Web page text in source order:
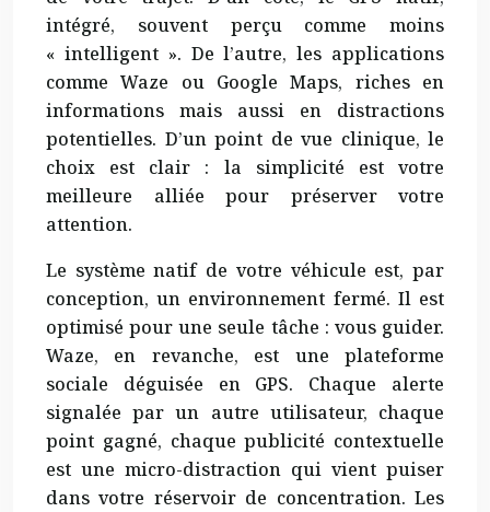
intégré, souvent perçu comme moins
« intelligent ». De l’autre, les applications
comme Waze ou Google Maps, riches en
informations mais aussi en distractions
potentielles. D’un point de vue clinique, le
choix est clair : la simplicité est votre
meilleure alliée pour préserver votre
attention.
Le système natif de votre véhicule est, par
conception, un environnement fermé. Il est
optimisé pour une seule tâche : vous guider.
Waze, en revanche, est une plateforme
sociale déguisée en GPS. Chaque alerte
signalée par un autre utilisateur, chaque
point gagné, chaque publicité contextuelle
est une micro-distraction qui vient puiser
dans votre réservoir de concentration. Les